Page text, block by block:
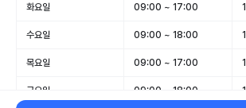
화요일 09:00 ~ 17:00
수요일 09:00 ~ 18:00
목요일 09:00 ~ 17:00
금요일 09:00 ~ 18:00